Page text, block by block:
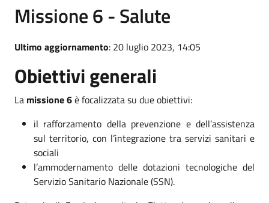
Missione 6 - Salute
Ultimo aggiornamento: 20 luglio 2023, 14:05
Obiettivi generali
La missione 6è focalizzata su due obiettivi:
il rafforzamento della prevenzione e dell’assistenza
sul territorio, con l’integrazione tra servizi sanitari e
sociali
l’ammodernamento delle dotazioni tecnologiche del
Servizio Sanitario Nazionale (SSN).